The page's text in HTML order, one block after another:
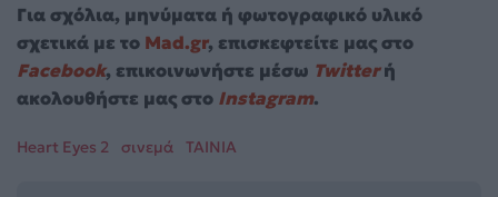
Για σχόλια, μηνύματα ή φωτογραφικό υλικό
σχετικά με το Mad.gr, επισκεφτείτε μας στο
Facebook, επικοινωνήστε μέσω Twitterή
ακολουθήστε μας στο Instagram.
Heart Eyes 2 σινεμά ΤΑΙΝΙΑ